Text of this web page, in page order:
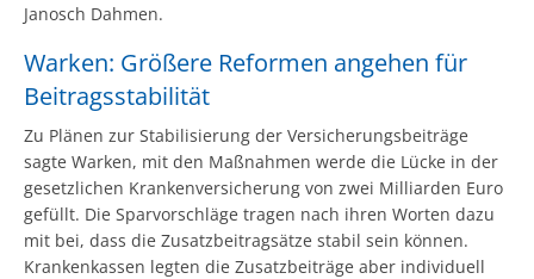
Janosch Dahmen.
Warken: Größere Reformen angehen für
Beitragsstabilität
Zu Plänen zur Stabilisierung der Versicherungsbeiträge
sagte Warken, mit den Maßnahmen werde die Lücke in der
gesetzlichen Krankenversicherung von zwei Milliarden Euro
gefüllt. Die Sparvorschläge tragen nach ihren Worten dazu
mit bei, dass die Zusatzbeitragsätze stabil sein können.
Krankenkassen legten die Zusatzbeiträge aber individuell